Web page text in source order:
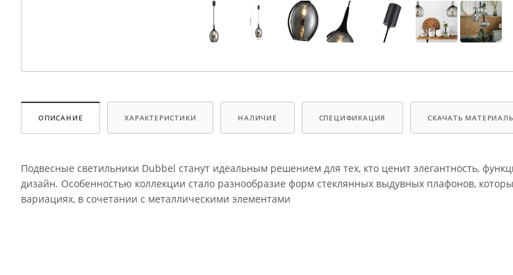
ОПИСАНИЕ ХАРАКТЕРИСТИКИ НАЛИЧИЕ СПЕЦИФИКАЦИЯ СКАЧАТЬ
Подвесные светильники Dubbel станут идеальным решением для тех, кто ценит элегантность,
дизайн. Особенностью коллекции стало разнообразие форм стеклянных выдувных плафонов,
вариациях, в сочетании с металлическими элементами